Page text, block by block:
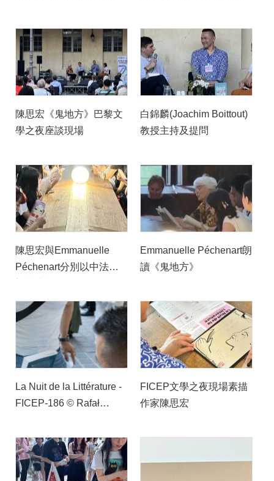
白錦麟助理教授及作家陳
思宏 © Rafał Krawczyk
iFrancja
陳思宏《鬼地方》巴黎文
學之夜座談現場
白錦麟(Joachim Boittout)
教授主持及提問
陳思宏與Emmanuelle
Péchenart分別以中法語
Emmanuelle Péchenart朗
讀《鬼地方》
La Nuit de la Littérature -
FICEP-186 © Rafał
FICEP文學之夜現場素描
作家陳思宏